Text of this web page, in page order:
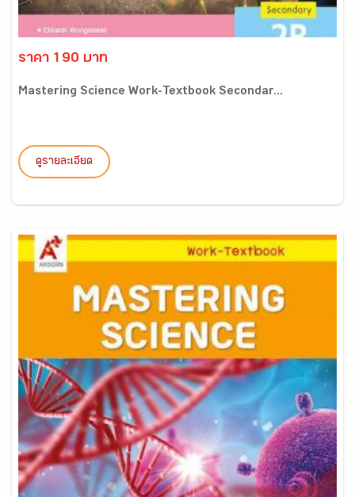
ราคา 190 บาท
Mastering Science Work-Textbook Secondar...
ดูรายละเอียด